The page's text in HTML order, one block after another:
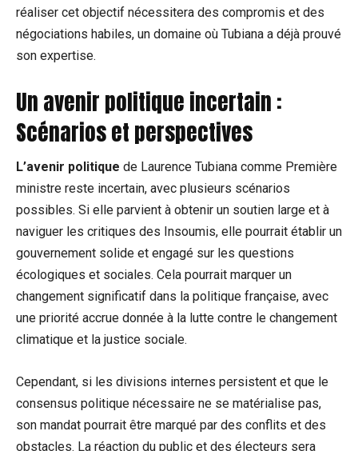
réaliser cet objectif nécessitera des compromis et des
négociations habiles, un domaine où Tubiana a déjà prouvé
son expertise.
Un avenir politique incertain :
Scénarios et perspectives
L’avenir politique de Laurence Tubiana comme Première
ministre reste incertain, avec plusieurs scénarios
possibles. Si elle parvient à obtenir un soutien large et à
naviguer les critiques des Insoumis, elle pourrait établir un
gouvernement solide et engagé sur les questions
écologiques et sociales. Cela pourrait marquer un
changement significatif dans la politique française, avec
une priorité accrue donnée à la lutte contre le changement
climatique et la justice sociale.
Cependant, si les divisions internes persistent et que le
consensus politique nécessaire ne se matérialise pas,
son mandat pourrait être marqué par des conflits et des
obstacles. La réaction du public et des électeurs sera